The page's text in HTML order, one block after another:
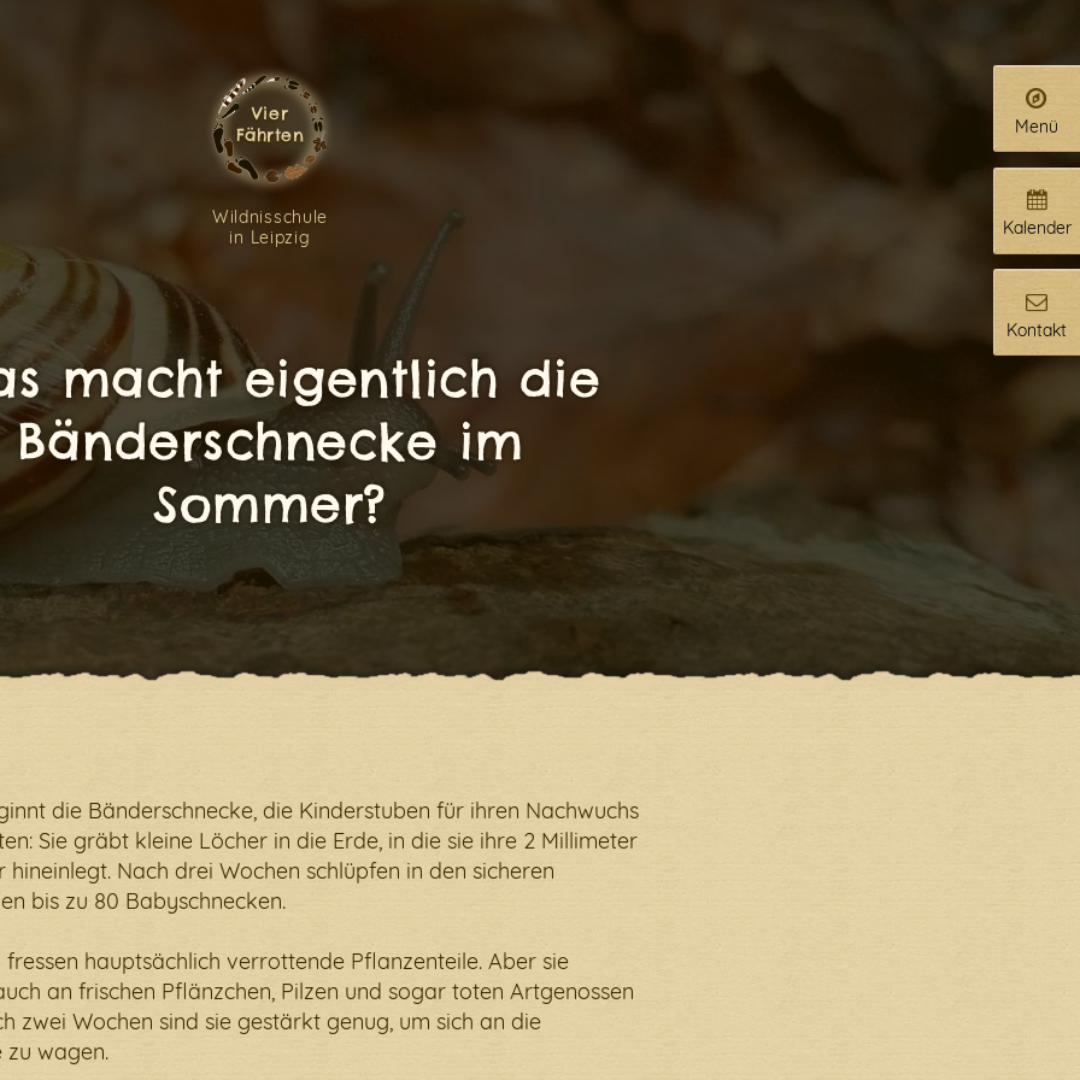
Menü
Kalender
Kontakt
Vier
Fährten
Wildnisschule
in Leipzig
macht eigentlich die
Bänderschnecke im
Sommer?
die Bänderschnecke, die Kinderstuben für ihren Nachwuchs
Sie gräbt kleine Löcher in die Erde, in die sie ihre 2 Millimeter
hineinlegt. Nach drei Wochen schlüpfen in den sicheren
bis zu 80 Babyschnecken.
fressen hauptsächlich verrottende Pflanzenteile. Aber sie
an frischen Pflänzchen, Pilzen und sogar toten Artgenossen
zwei Wochen sind sie gestärkt genug, um sich an die
wagen.